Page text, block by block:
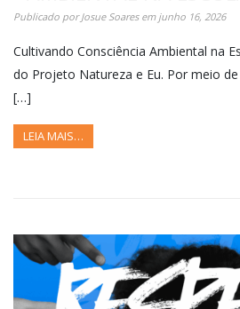
Publicado porJosue Soaresem junho 16, 2026
Cultivando Consciência Ambiental na
do Projeto Natureza e Eu. Por meio
[…]
LEIA MAIS…